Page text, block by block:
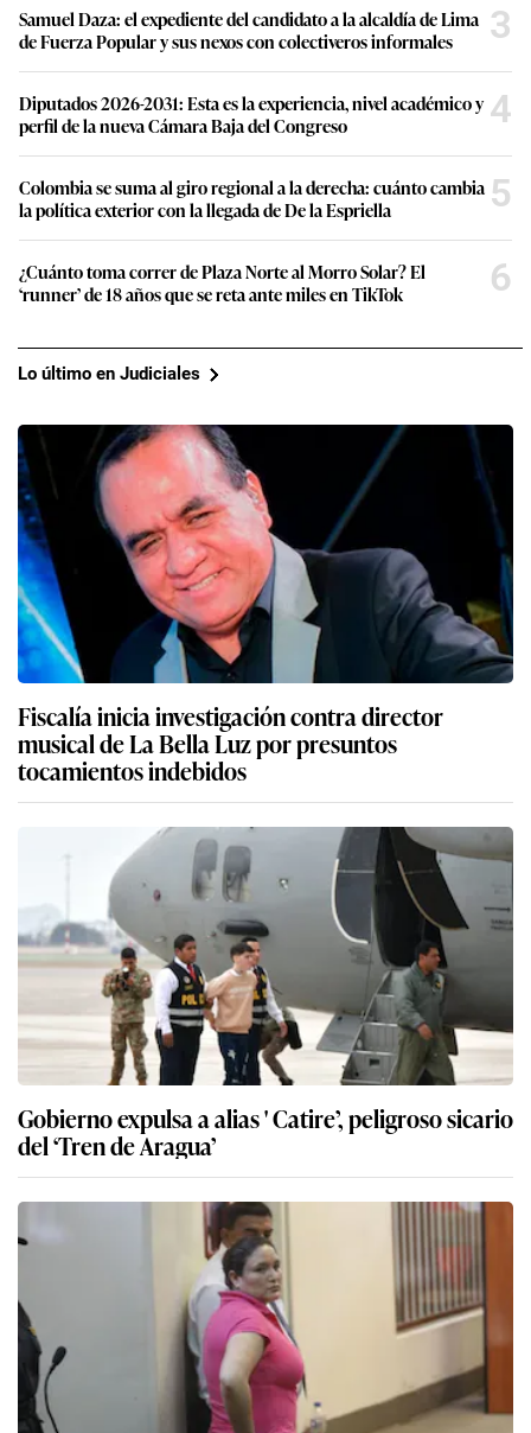
Samuel Daza: el expediente del candidato a la alcaldía de Lima
de Fuerza Popular y sus nexos con colectiveros informales
3
Diputados 2026-2031: Esta es la experiencia, nivel académico y
perfil de la nueva Cámara Baja del Congreso
4
Colombia se suma al giro regional a la derecha: cuánto cambia
la política exterior con la llegada de De la Espriella
5
¿Cuánto toma correr de Plaza Norte al Morro Solar? El
‘runner’ de 18 años que se reta ante miles en TikTok
6
Lo último en Judiciales
Fiscalía inicia investigación contra director
musical de La Bella Luz por presuntos
tocamientos indebidos
Gobierno expulsa a alias ' Catire’, peligroso sicario
del ‘Tren de Aragua’